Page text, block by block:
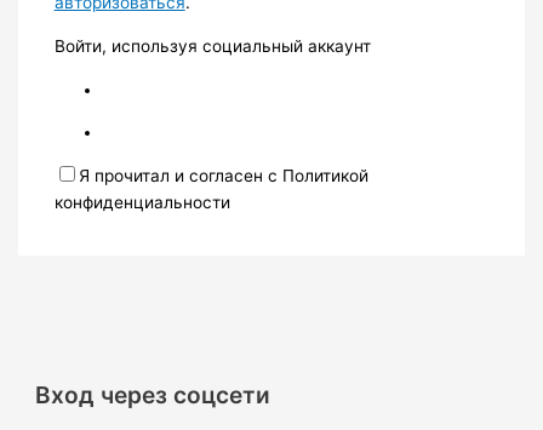
Войти, используя социальный аккаунт
Я прочитал и согласен с Политикой
конфиденциальности
Вход через соцсети